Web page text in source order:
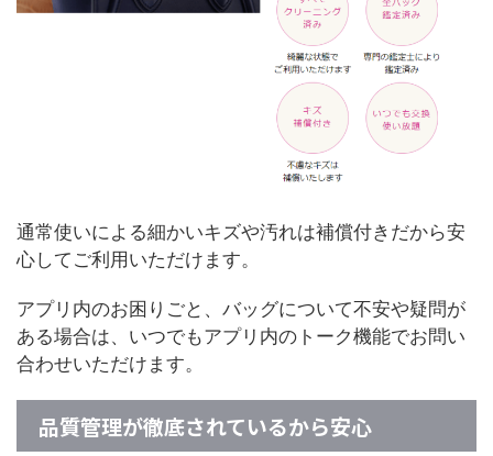
通常使いによる細かいキズや汚れは補償付きだから安
心してご利用いただけます。
アプリ内のお困りごと、バッグについて不安や疑問が
ある場合は、いつでもアプリ内のトーク機能でお問い
合わせいただけます。
品質管理が徹底されているから安心